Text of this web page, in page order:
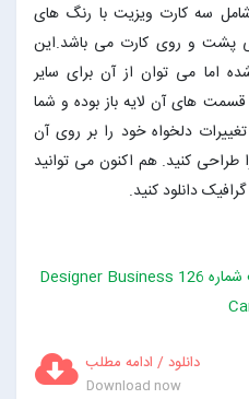
شامل سه کارت ویزیت با رنگ های
پشت و روی کارت می باشد.این
می توان از آن برای سایر
های آن لایه باز بوده و شما
دلخواه خود را بر روی آن
طراحی کنید. هم اکنون می توانید
دانلود کنید.
دانلود / ادامه مطلب
Download now